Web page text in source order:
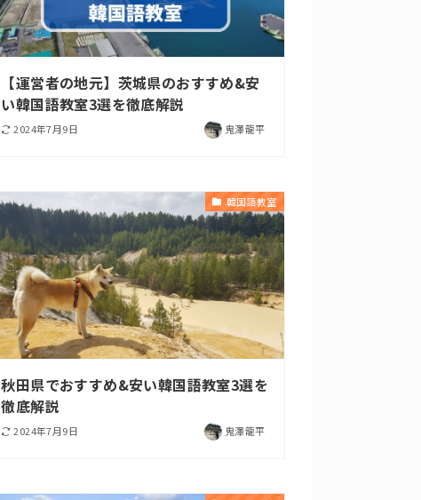
【運営者の地元】茨城県のおすすめ&安
い韓国語教室3選を徹底解説
2024年7月9日 鬼澤龍平
韓国語教室
秋田県でおすすめ&安い韓国語教室3選を
徹底解説
2024年7月9日 鬼澤龍平